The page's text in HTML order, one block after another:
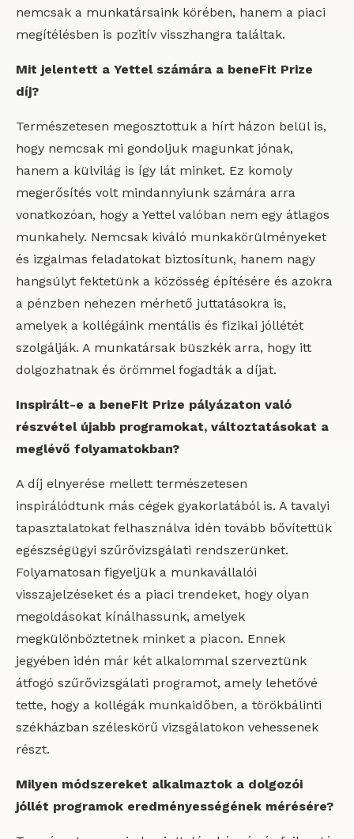
nemcsak a munkatársaink körében, hanem a piaci
megítélésben is pozitív visszhangra találtak.
Mit jelentett a Yettel számára a beneFit Prize
díj?
Természetesen megosztottuk a hírt házon belül is,
hogy nemcsak mi gondoljuk magunkat jónak,
hanem a külvilág is így lát minket. Ez komoly
megerősítés volt mindannyiunk számára arra
vonatkozóan, hogy a Yettel valóban nem egy átlagos
munkahely. Nemcsak kiváló munkakörülményeket
és izgalmas feladatokat biztosítunk, hanem nagy
hangsúlyt fektetünk a közösség építésére és azokra
a pénzben nehezen mérhető juttatásokra is,
amelyek a kollégáink mentális és fizikai jóllétét
szolgálják. A munkatársak büszkék arra, hogy itt
dolgozhatnak és örömmel fogadták a díjat.
Inspirált-e a beneFit Prize pályázaton való
részvétel újabb programokat, változtatásokat a
meglévő folyamatokban?
A díj elnyerése mellett természetesen
inspirálódtunk más cégek gyakorlatából is. A tavalyi
tapasztalatokat felhasználva idén tovább bővítettük
egészségügyi szűrővizsgálati rendszerünket.
Folyamatosan figyeljük a munkavállalói
visszajelzéseket és a piaci trendeket, hogy olyan
megoldásokat kínálhassunk, amelyek
megkülönböztetnek minket a piacon. Ennek
jegyében idén már két alkalommal szerveztünk
átfogó szűrővizsgálati programot, amely lehetővé
tette, hogy a kollégák munkaidőben, a törökbálinti
székházban széleskörű vizsgálatokon vehessenek
részt.
Milyen módszereket alkalmaztok a dolgozói
jóllét programok eredményességének mérésére?